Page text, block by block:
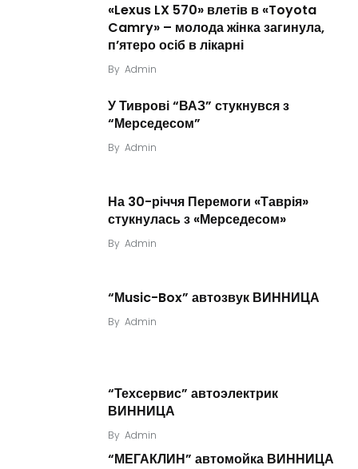
«Lexus LX 570» влетів в «Toyota
Camry» – молода жінка загинула,
п’ятеро осіб в лікарні
By Admin
У Тиврові “ВАЗ” стукнувся з
“Мерседесом”
By Admin
На 30-річчя Перемоги «Таврія»
стукнулась з «Мерседесом»
By Admin
“Мusic-Box” автозвук ВИННИЦА
By Admin
“Техсервис” автоэлектрик
ВИННИЦА
By Admin
“МЕГАКЛИН” автомойка ВИННИЦА